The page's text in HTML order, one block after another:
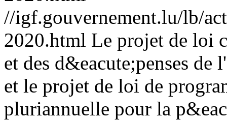
//igf.gouvernement.lu/lb/
2020.html Le projet de loi
et des d&eacute;penses
et le projet de loi de
pluriannuelle pour la